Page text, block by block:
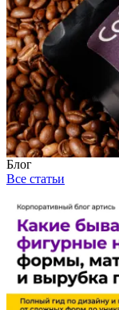
Блог
Все статьи